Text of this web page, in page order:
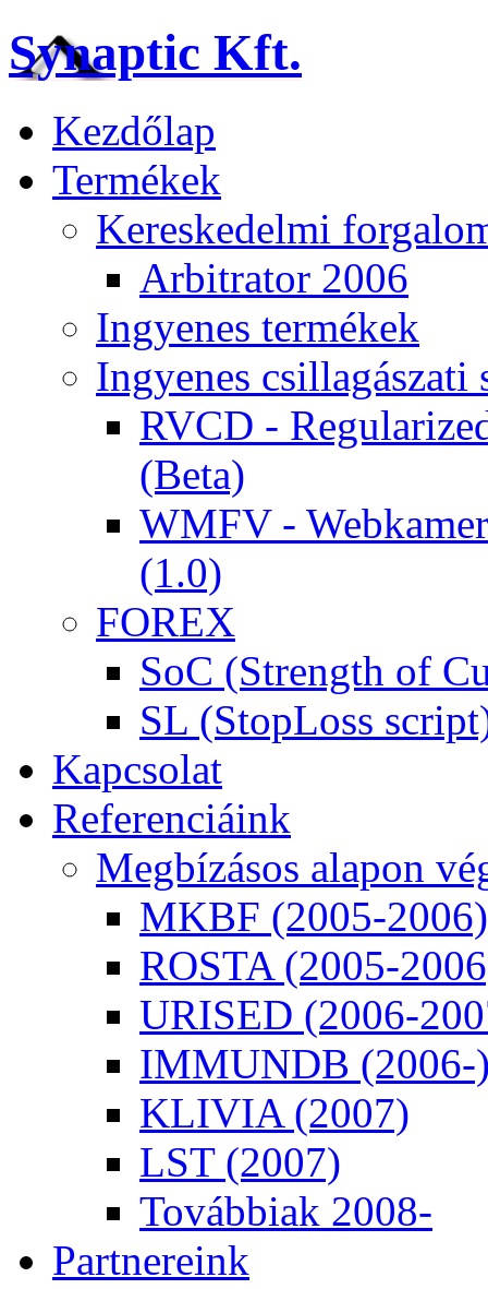
Synaptic Kft.
Kezdőlap
Termékek
Kereskedelmi
Arbitrator 2006
Ingyenes termékek
Ingyenes csillagászati
RVCD -
(Beta)
WMFV -
(1.0)
FOREX
SoC (Strength of
SL (StopLoss
Kapcsolat
Referenciáink
Megbízásos alapon
MKBF (2005-2006)
ROSTA (2005-
URISED (2006-
IMMUNDB (2006-
KLIVIA (2007)
LST (2007)
Továbbiak 2008-
Partnereink